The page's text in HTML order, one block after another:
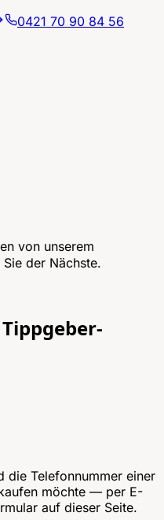
0421 70 90 84 56
von unserem
der Nächste.
die Telefonnummer einer
möchte — per E-
auf dieser Seite.